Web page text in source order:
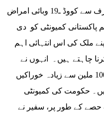
چین کے عوام، چینی حکومت کی طرف سے کووڈ ـ19 وبائی امراض
پاکستانی کمیونٹی کو دی
ملک کی اس انتہائی اہم
چاہتے ہیں۔ انہوں نے
مزید کہا کہ کووڈـ19 ویکسین کی 100 ملین سے زیادہ خوراکیں
سے ہیں۔ حکومت کی کمیونٹی
حصے کے طور پر، سفیر نے